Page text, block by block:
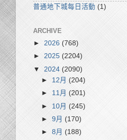
普通地下城每日活動 (1)
ARCHIVE
► 2026 (768)
► 2025 (2204)
▼ 2024 (2090)
► 12月(204)
► 11月 (201)
► 10月 (245)
►9月(170)
►8月(188)